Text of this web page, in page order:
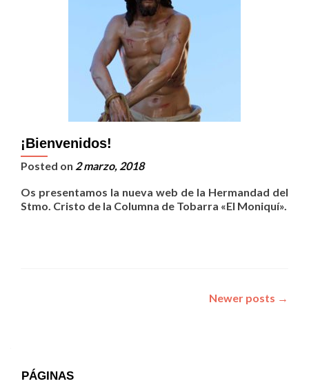
¡Bienvenidos!
Posted on 2 marzo, 2018
Os presentamos la nueva web de la Hermandad del
Stmo. Cristo de la Columna de Tobarra «El Moniquí».
Newer posts →
PÁGINAS